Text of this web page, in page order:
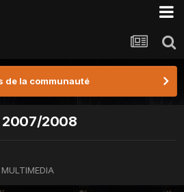
de la communauté
2007/2008
MULTIMEDIA